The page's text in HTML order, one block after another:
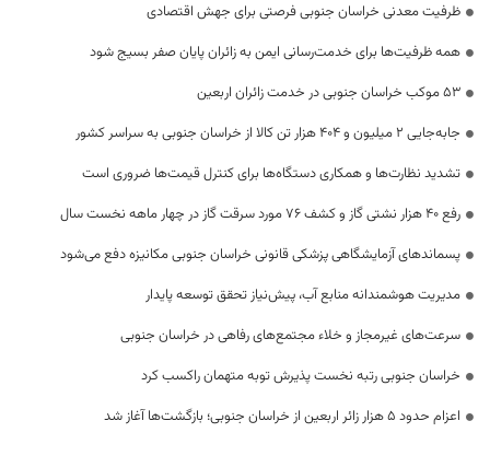
ظرفیت معدنی خراسان جنوبی فرصتی برای جهش اقتصادی
همه ظرفیت‌ها برای خدمت‌رسانی ایمن به زائران پایان صفر بسیج شود
53 موکب خراسان جنوبی در خدمت زائران اربعین
جابه‌جایی 2 میلیون و 404 هزار تن کالا از خراسان جنوبی به سراسر کشور
تشدید نظارت‌ها و همکاری دستگاه‌ها برای کنترل قیمت‌ها ضروری است
رفع 40 هزار نشتی گاز و کشف 76 مورد سرقت گاز در چهار ماهه نخست سال
پسماندهای آزمایشگاهی پزشکی قانونی خراسان جنوبی مکانیزه دفع می‌شود
مدیریت هوشمندانه منابع آب، پیش‌نیاز تحقق توسعه پایدار
سرعت‌های غیرمجاز و خلاء مجتمع‌های رفاهی در خراسان جنوبی
خراسان جنوبی رتبه نخست پذیرش توبه متهمان راکسب کرد
اعزام حدود 5 هزار زائر اربعین از خراسان جنوبی؛ بازگشت‌ها آغاز شد